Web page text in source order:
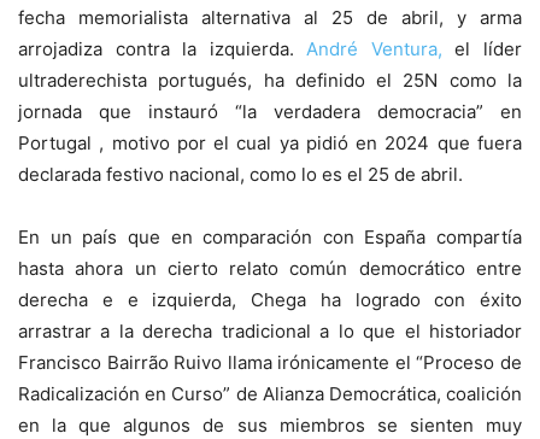
fecha memorialista alternativa al 25 de abril, y arma
arrojadiza contra la izquierda.André Ventura, el líder
ultraderechista portugués, ha definido el 25N como la
jornada que instauró “la verdadera democracia” en
Portugal , motivo por el cual ya pidió en 2024 que fuera
declarada festivo nacional, como lo es el 25 de abril.
En un país que en comparación con España compartía
hasta ahora un cierto relato común democrático entre
derecha e e izquierda, Chega ha logrado con éxito
arrastrar a la derecha tradicional a lo que el historiador
Francisco Bairrão Ruivo llama irónicamente el “Proceso de
Radicalización en Curso” de Alianza Democrática, coalición
en la que algunos de sus miembros se sienten muy